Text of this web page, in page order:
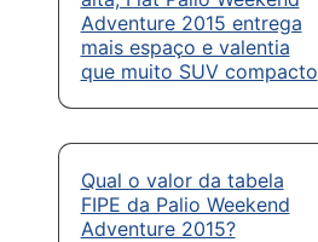
Adventure 2015 entrega
mais espaço e valentia
que muito SUV compacto
Qual o valor da tabela
FIPE da Palio Weekend
Adventure 2015?